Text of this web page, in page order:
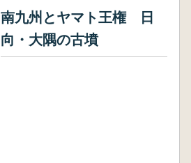
南九州とヤマト王権 日
向・大隅の古墳